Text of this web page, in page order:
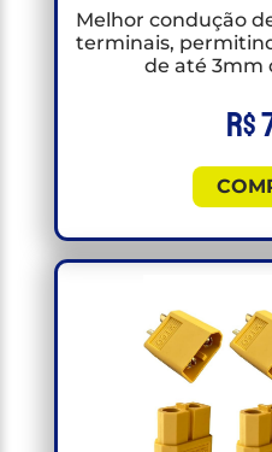
Melhor condução
terminais,
de até 3mm
R$